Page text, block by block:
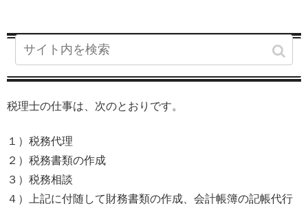
行政書士と税理士の業際
税理士の仕事は、次のとおりです。
１）税務代理
２）税務書類の作成
３）税務相談
４）上記に付随して財務書類の作成、会計帳簿の記帳代行